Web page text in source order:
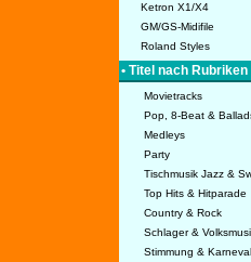
Ketron X1/X4
GM/GS-Midifile
Roland Styles
• Titel nach Rubriken
Movietracks
Pop, 8-Beat &
Medleys
Party
Tischmusik Jazz &
Top Hits & Hitparade
Country & Rock
Schlager &
Stimmung & Karneval